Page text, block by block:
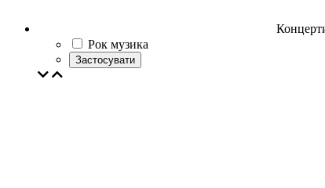
Рок музика
Застосувати